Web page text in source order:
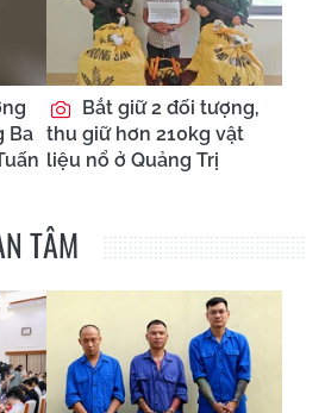
Ba
Bắt giữ 2 đối tượng,
thu giữ hơn 210kg vật
liệu nổ ở Quảng Trị
TÂM